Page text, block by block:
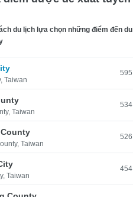
du lịch lựa chọn những điểm đến du
Taiwan
595
Taiwan
534
Taiwan
526
Taiwan
454